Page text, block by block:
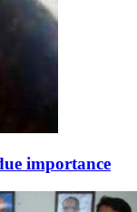
importance